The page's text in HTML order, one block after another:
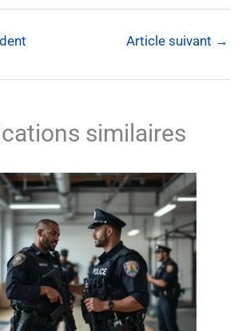
Article suivant →
similaires